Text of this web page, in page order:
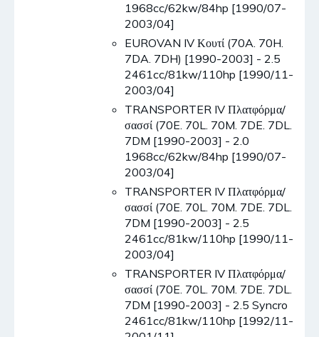
1968cc/62kw/84hp [1990/07-
2003/04]
EUROVAN IV Κουτί (70A. 70H.
7DA. 7DH) [1990-2003] - 2.5
2461cc/81kw/110hp [1990/11-
2003/04]
TRANSPORTER IV Πλατφόρμα/
σασσί (70E. 70L. 70M. 7DE. 7DL.
7DM [1990-2003] - 2.0
1968cc/62kw/84hp [1990/07-
2003/04]
TRANSPORTER IV Πλατφόρμα/
σασσί (70E. 70L. 70M. 7DE. 7DL.
7DM [1990-2003] - 2.5
2461cc/81kw/110hp [1990/11-
2003/04]
TRANSPORTER IV Πλατφόρμα/
σασσί (70E. 70L. 70M. 7DE. 7DL.
7DM [1990-2003] - 2.5 Syncro
2461cc/81kw/110hp [1992/11-